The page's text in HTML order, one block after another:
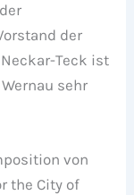
der
Teck ist
sehr
von
the City of